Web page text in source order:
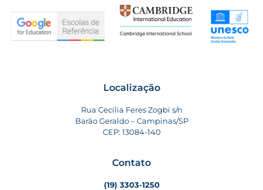
Localização
Rua Cecília Feres Zogbi s/n
Barão Geraldo – Campinas/SP
CEP: 13084-140
Contato
(19) 3303-1250